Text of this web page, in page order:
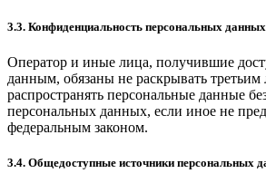
3.3. Конфиденциальность персональных данных
Оператор и иные лица, получившие
данным, обязаны не раскрывать
распространять персональные данные
персональных данных, если иное не
федеральным законом.
3.4. Общедоступные источники персональных